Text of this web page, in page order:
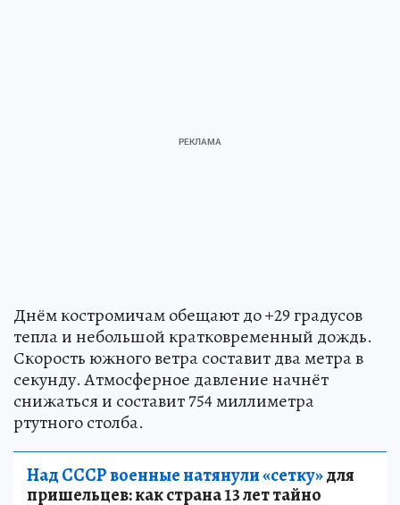
Днём костромичам обещают до +29 градусов
тепла и небольшой кратковременный дождь.
Скорость южного ветра составит два метра в
секунду. Атмосферное давление начнёт
снижаться и составит 754 миллиметра
ртутного столба.
Над СССР военные натянули «сетку»для
пришельцев: как страна 13 лет тайно